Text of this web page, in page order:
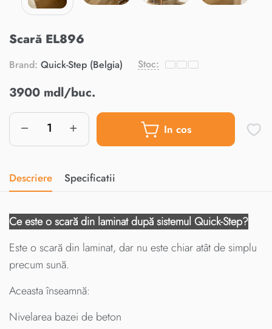
Scară EL896
Brand: Quick-Step (Belgia) Stoc:
3900 mdl/buc.
In cos
Descriere Specificatii
Ce este o scară din laminat după sistemul Quick-Step?
Este o scară din laminat, dar nu este chiar atât de simplu
precum sună.
Aceasta înseamnă:
Nivelarea bazei de beton